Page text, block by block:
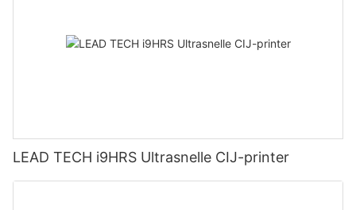
LEAD TECH i9HRS Ultrasnelle CIJ-printer